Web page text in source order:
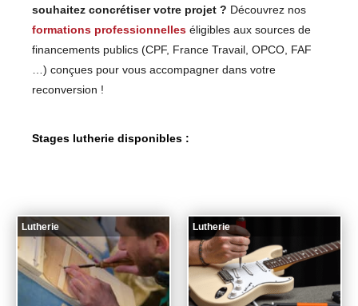
souhaitez concrétiser votre projet ? Découvrez nos
formations professionnelles éligibles aux sources de
financements publics (CPF, France Travail, OPCO, FAF
…) conçues pour vous accompagner dans votre
reconversion !
Stages lutherie disponibles :
Lutherie Lutherie